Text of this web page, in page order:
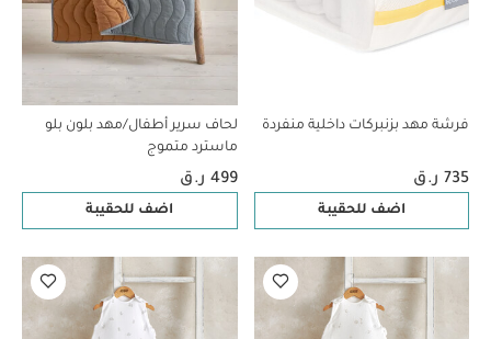
فرشة مهد بزنبركات داخلية منفردة
735 ر.ق
اضف للحقيبة
لحاف سرير أطفال/مهد بلون بلو
ماسترد متموج
499 ر.ق
اضف للحقيبة